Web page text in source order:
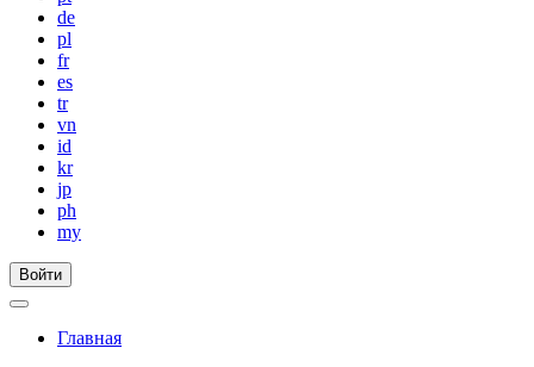
de
pl
fr
es
tr
vn
id
kr
jp
ph
my
Войти
Главная